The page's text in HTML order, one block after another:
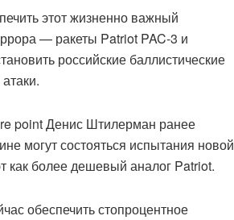
этот жизненно важный
— ракеты Patriot PAC-3 и
российские баллистические
point Денис Штилерман ранее
могут состояться испытания новой
более дешевый аналог Patriot.
обеспечить стопроцентное